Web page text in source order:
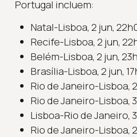
Portugal incluem:
Natal-Lisboa, 2 jun,
Recife-Lisboa, 2 jun,
Belém-Lisboa, 2 jun,
Brasília-Lisboa, 2 jun,
Rio de Janeiro-Lisboa,
Rio de Janeiro-Lisboa,
Lisboa-Rio de Janeiro,
Rio de Janeiro-Lisboa,